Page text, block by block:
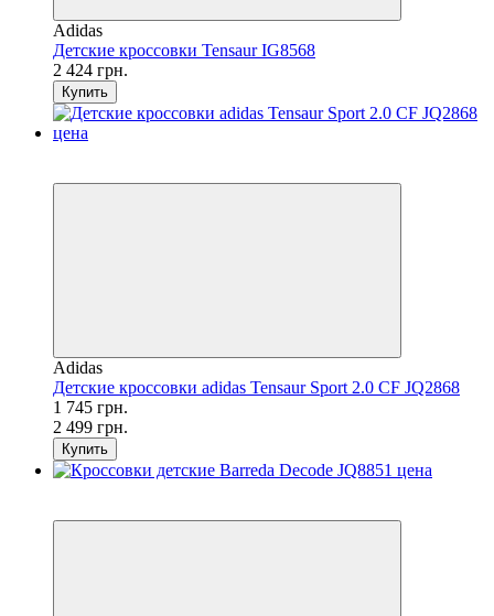
Adidas
Детские кроссовки Tensaur IG8568
2 424 грн.
Купить
Adidas
Детские кроссовки adidas Tensaur Sport 2.0 CF JQ2868
1 745 грн.
2 499 грн.
Купить